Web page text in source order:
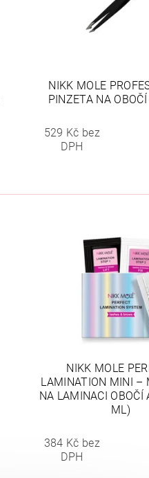
NIKK MOLE
PINZETA NA
529 Kč bez
DPH
NIKK MOLE
LAMINATION MINI –
NA LAMINACI OBOČÍ
ML)
384 Kč bez
DPH